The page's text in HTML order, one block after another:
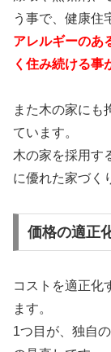
う事で、健康住
アレルギーのあ
く住み続ける事
また木の家にも
ています。
木の家を採用す
に優れた家づく
価格の適正
コストを適正化
ます。
1つ目が、独自